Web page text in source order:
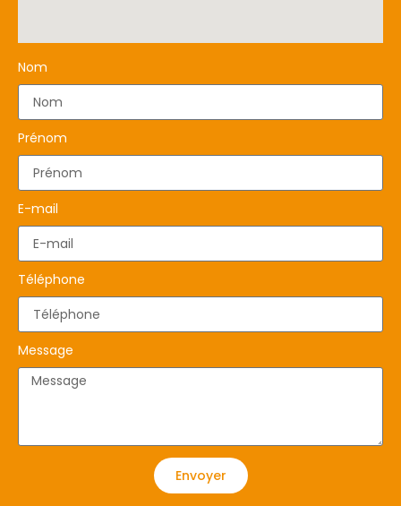
Nom
Prénom
E-mail
Téléphone
Message
Envoyer